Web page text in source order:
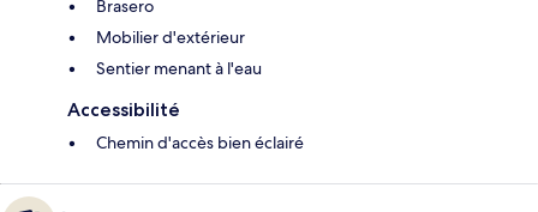
Brasero
Mobilier d'extérieur
Sentier menant à l'eau
Accessibilité
Chemin d'accès bien éclairé